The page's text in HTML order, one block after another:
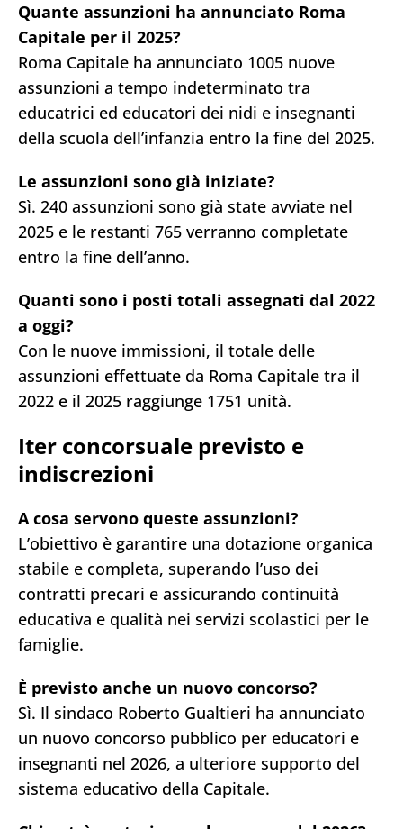
Quante assunzioni ha annunciato Roma
Capitale per il 2025?
Roma Capitale ha annunciato 1005 nuove
assunzioni a tempo indeterminato tra
educatrici ed educatori dei nidi e insegnanti
della scuola dell’infanzia entro la fine del 2025.
Le assunzioni sono già iniziate?
Sì. 240 assunzioni sono già state avviate nel
2025 e le restanti 765 verranno completate
entro la fine dell’anno.
Quanti sono i posti totali assegnati dal 2022
a oggi?
Con le nuove immissioni, il totale delle
assunzioni effettuate da Roma Capitale tra il
2022 e il 2025 raggiunge 1751 unità.
Iter concorsuale previsto e
indiscrezioni
A cosa servono queste assunzioni?
L’obiettivo è garantire una dotazione organica
stabile e completa, superando l’uso dei
contratti precari e assicurando continuità
educativa e qualità nei servizi scolastici per le
famiglie.
È previsto anche un nuovo concorso?
Sì. Il sindaco Roberto Gualtieri ha annunciato
un nuovo concorso pubblico per educatori e
insegnanti nel 2026, a ulteriore supporto del
sistema educativo della Capitale.